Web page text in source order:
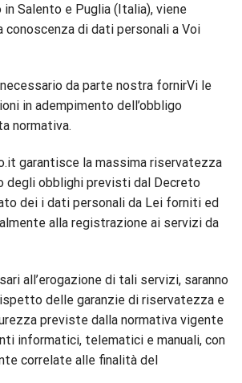
Salento e Puglia (Italia), viene
conoscenza di dati personali a Voi
da parte nostra fornirVi le
in adempimento dell’obbligo
normativa.
garantisce la massima riservatezza
degli obblighi previsti dal Decreto
dei i dati personali da Lei forniti ed
alla registrazione ai servizi da
all’erogazione di tali servizi, saranno
delle garanzie di riservatezza e
previste dalla normativa vigente
informatici, telematici e manuali, con
correlate alle finalità del